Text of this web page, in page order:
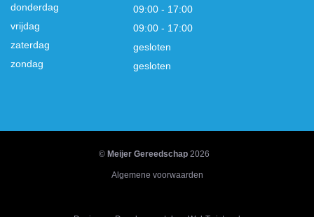
donderdag
09:00 - 17:00
vrijdag
09:00 - 17:00
zaterdag
gesloten
zondag
gesloten
© Meijer Gereedschap 2026
Algemene voorwaarden